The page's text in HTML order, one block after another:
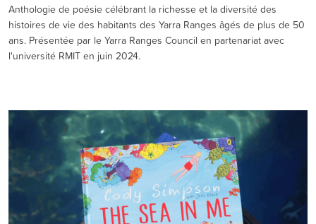
Anthologie de poésie célébrant la richesse et la diversité des
histoires de vie des habitants des Yarra Ranges âgés de plus de 50
ans. Présentée par le Yarra Ranges Council en partenariat avec
l'université RMIT en juin 2024.